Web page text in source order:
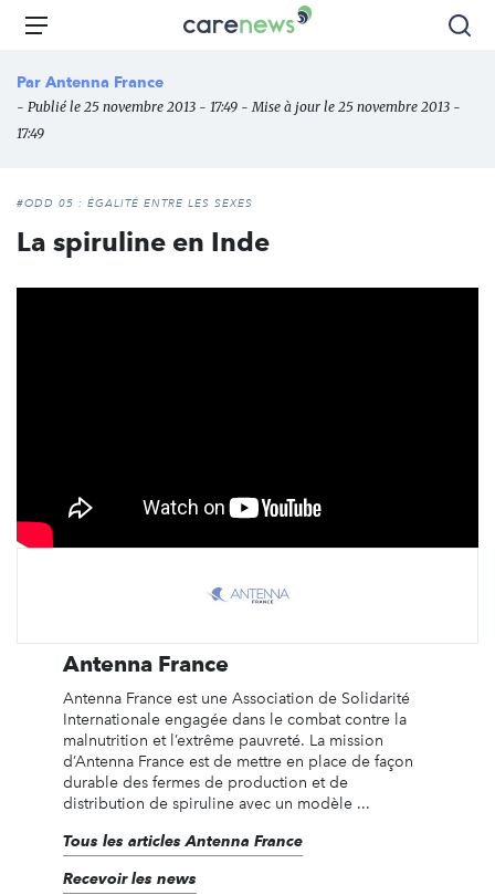
Aller
principal
Carenews,
des
Menu
Par Antenna France
- Publié le 25 novembre 2013 - 17:49 - Mise à jour le 25 novembre 2013 -
17:49
#ODD 05 : ÉGALITÉ ENTRE LES SEXES
La spiruline en Inde
Antenna France
Antenna France est une Association de Solidarité
Internationale engagée dans le combat contre la
malnutrition et l’extrême pauvreté. La mission
d’Antenna France est de mettre en place de façon
durable des fermes de production et de
distribution de spiruline avec un modèle ...
Tous les articles Antenna France
Recevoir les news